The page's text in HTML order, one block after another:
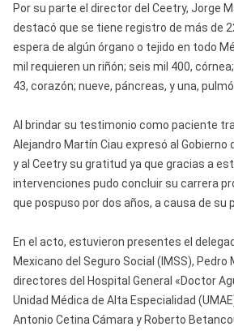
Por su parte el director del Ceetry, Jorge
destacó que se tiene registro de más de
espera de algún órgano o tejido en todo
mil requieren un riñón; seis mil 400,
43, corazón; nueve, páncreas, y una,
Al brindar su testimonio como paciente
Alejandro Martín Ciau expresó al Gobierno
y al Ceetry su gratitud ya que gracias a
intervenciones pudo concluir su carrera
que pospuso por dos años, a causa de su
En el acto, estuvieron presentes el
Mexicano del Seguro Social (IMSS), Pedro
directores del Hospital General «Doctor
Unidad Médica de Alta Especialidad
Antonio Cetina Cámara y Roberto